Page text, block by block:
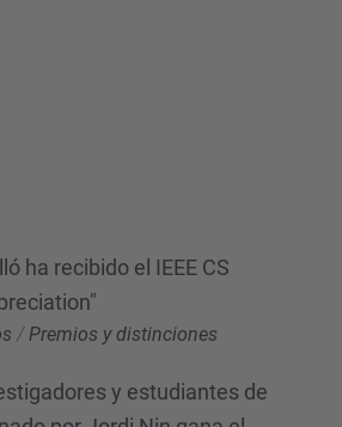
ha recibido el IEEE CS
/ Premios y distinciones
y estudiantes de